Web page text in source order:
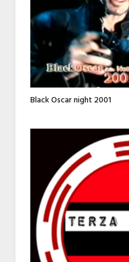
Black Oscar night 2001